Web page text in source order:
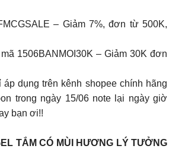
– Giảm 7%, đơn từ 500K,
1506BANMOI30K – Giảm 30K đơn
dụng trên kênh shopee chính hãng
trong ngày 15/06 note lại ngày giờ
bạn ơi!!
TẮM CÓ MÙI HƯƠNG LÝ TƯỞNG